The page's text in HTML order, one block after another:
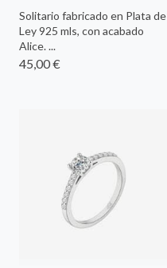
Solitario fabricado en Plata de
Ley 925 mls, con acabado
Alice. ...
45,00 €